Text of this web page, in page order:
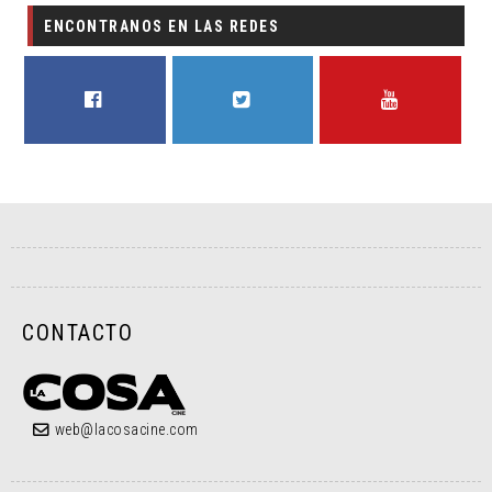
ENCONTRANOS EN LAS REDES
CONTACTO
web@lacosacine.com